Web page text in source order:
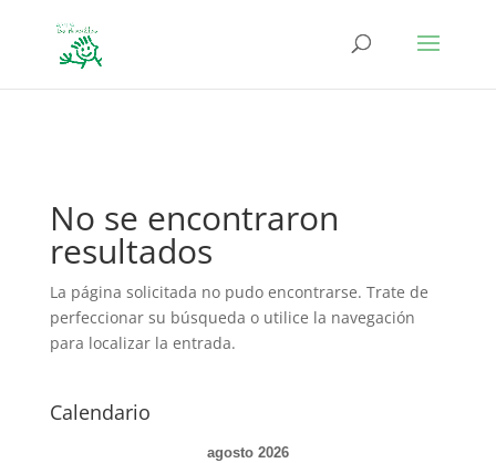
No se encontraron
resultados
La página solicitada no pudo encontrarse. Trate de
perfeccionar su búsqueda o utilice la navegación
para localizar la entrada.
Calendario
agosto 2026